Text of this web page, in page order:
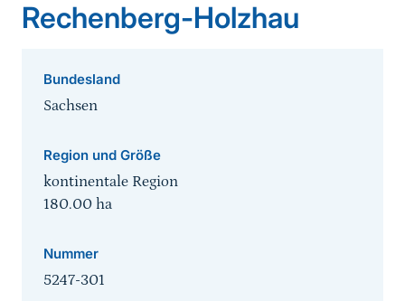
Rechenberg-Holzhau
Bundesland
Sachsen
Region und Größe
kontinentale Region
180.00 ha
Nummer
5247-301